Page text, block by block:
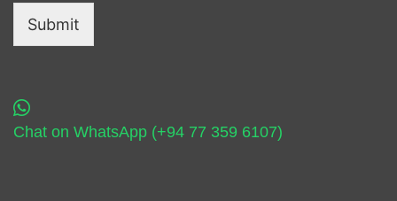
Submit
Chat on WhatsApp (+94 77 359 6107)